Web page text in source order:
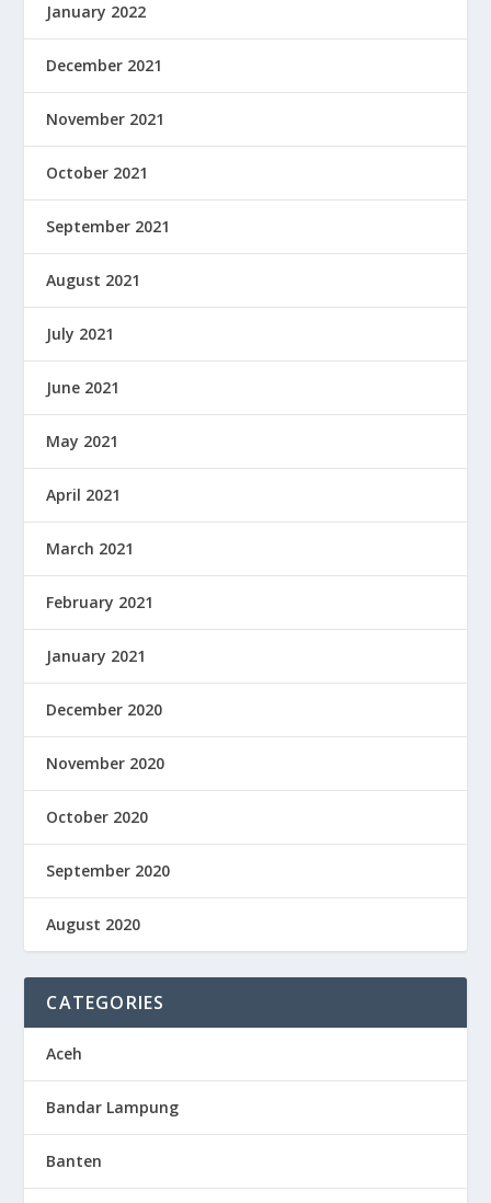
January 2022
December 2021
November 2021
October 2021
September 2021
August 2021
July 2021
June 2021
May 2021
April 2021
March 2021
February 2021
January 2021
December 2020
November 2020
October 2020
September 2020
August 2020
CATEGORIES
Aceh
Bandar Lampung
Banten